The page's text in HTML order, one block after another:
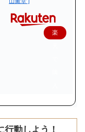
楽
動しよう！